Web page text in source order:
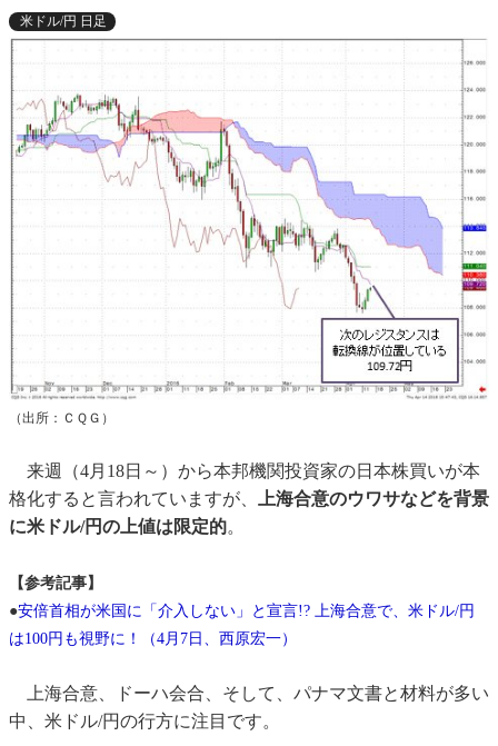
米ドル/円 日足
（出所：ＣＱＧ）
来週（4月18日～）から本邦機関投資家の日本株買いが本
格化すると言われていますが、
上海合意のウワサなどを背景
に米ドル/円の上値は限定的。
【参考記事】
●安倍首相が米国に「介入しない」と宣言!? 上海合意で、米ドル/円
は100円も視野に！（4月7日、西原宏一）
上海合意、ドーハ会合、そして、パナマ文書と材料が多い
中、米ドル/円の行方に注目です。